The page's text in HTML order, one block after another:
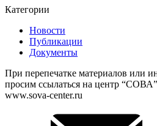
Категории
Новости
Публикации
Документы
При перепечатке материалов или
просим ссылаться на центр “СОВА”
www.sova-center.ru